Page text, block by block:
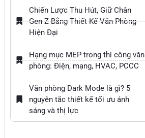
Chiến Lược Thu Hút, Giữ Chân
Gen Z Bằng Thiết Kế Văn Phòng
Hiện Đại
Hạng mục MEP trong thi công văn
phòng: Điện, mạng, HVAC, PCCC
Văn phòng Dark Mode là gì? 5
nguyên tắc thiết kế tối ưu ánh
sáng và thị lực